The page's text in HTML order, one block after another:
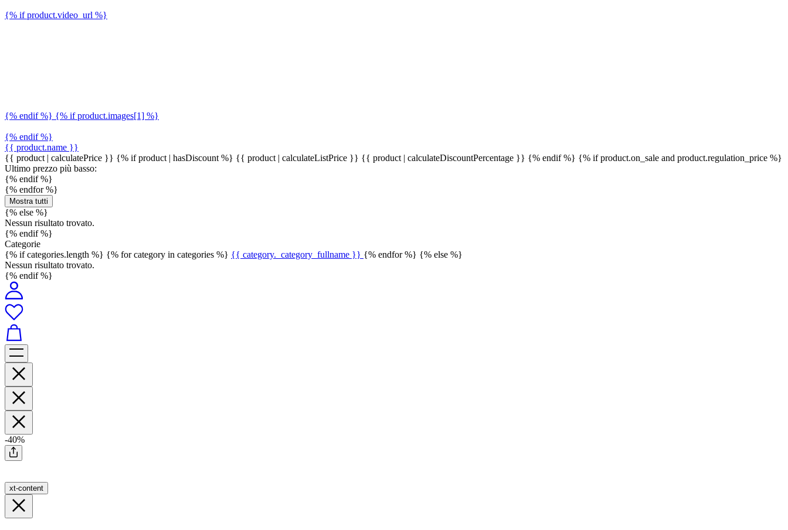
{% if product.video_url %}
{% endif %} {% if product.images[1] %}
{% endif %}
{{ product.name }}
{{ product | calculatePrice }} {% if product | hasDiscount %} {{ product | calculateListPrice }} {{ product | calculateDiscountPercentage }} {% endif %} {% if product.on_sale and product.regulation_price %}
Ultimo prezzo più basso:
{% endif %}
{% endfor %}
Mostra tutti
{% else %}
Nessun risultato trovato.
{% endif %}
Categorie
{% if categories.length %} {% for category in categories %} {{ category._category_fullname }} {% endfor %} {% else %}
Nessun risultato trovato.
{% endif %}
-40%
xt-content